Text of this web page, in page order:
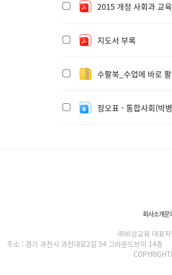
2015 개정 사회과 교
지도서 부록
수활북_수업에 바로
정오표 - 통합사회(박
회사소개문
㈜비상교육 대표
주소 : 경기 과천시 과천대로2길 54 그라운드브이 14층